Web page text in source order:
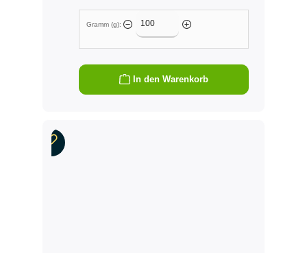
Gramm (g):
In den Warenkorb